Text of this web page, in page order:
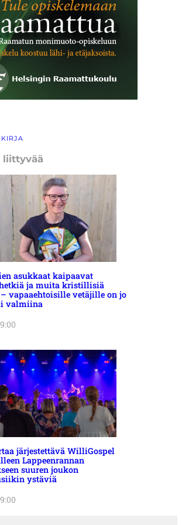
liittyvää
asukkaat kaipaavat
ja muita kristillisiä
vapaaehtoisille vetäjille on jo
valmiina
järjestettävä WilliGospel
Lappeenrannan
suuren joukon
ystäviä